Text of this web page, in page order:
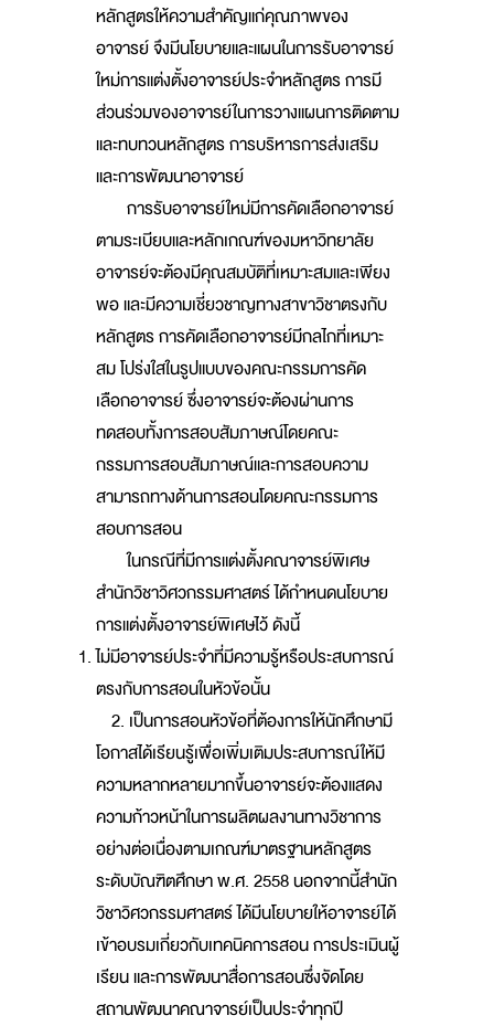
หลักสูตรให้ความสำคัญแก่คุณภาพของ
อาจารย์ จึงมีนโยบายและแผนในการรับอาจารย์
ใหม่การแต่งตั้งอาจารย์ประจำหลักสูตร การมี
ส่วนร่วมของอาจารย์ในการวางแผนการติดตาม
และทบทวนหลักสูตร การบริหารการส่งเสริม
และการพัฒนาอาจารย์
การรับอาจารย์ใหม่มีการคัดเลือกอาจารย์
ตามระเบียบและหลักเกณฑ์ของมหาวิทยาลัย
อาจารย์จะต้องมีคุณสมบัติที่เหมาะสมและเพียง
พอ และมีความเชี่ยวชาญทางสาขาวิชาตรงกับ
หลักสูตร การคัดเลือกอาจารย์มีกลไกที่เหมาะ
สม โปร่งใสในรูปแบบของคณะกรรมการคัด
เลือกอาจารย์ ซึ่งอาจารย์จะต้องผ่านการ
ทดสอบทั้งการสอบสัมภาษณ์โดยคณะ
กรรมการสอบสัมภาษณ์และการสอบความ
สามารถทางด้านการสอนโดยคณะกรรมการ
สอบการสอน
ในกรณีที่มีการแต่งตั้งคณาจารย์พิเศษ
สำนักวิชาวิศวกรรมศาสตร์ ได้กำหนดนโยบาย
การแต่งตั้งอาจารย์พิเศษไว้ ดังนี้
ไม่มีอาจารย์ประจำที่มีความรู้หรือประสบการณ์
ตรงกับการสอนในหัวข้อนั้น
2. เป็นการสอนหัวข้อที่ต้องการให้นักศึกษามี
โอกาสได้เรียนรู้เพื่อเพิ่มเติมประสบการณ์ให้มี
ความหลากหลายมากขึ้นอาจารย์จะต้องแสดง
ความก้าวหน้าในการผลิตผลงานทางวิชาการ
อย่างต่อเนื่องตามเกณฑ์มาตรฐานหลักสูตร
ระดับบัณฑิตศึกษา พ.ศ. 2558 นอกจากนี้สำนัก
วิชาวิศวกรรมศาสตร์ ได้มีนโยบายให้อาจารย์ได้
เข้าอบรมเกี่ยวกับเทคนิคการสอน การประเมินผู้
เรียน และการพัฒนาสื่อการสอนซึ่งจัดโดย
สถานพัฒนาคณาจารย์เป็นประจำทุกปี